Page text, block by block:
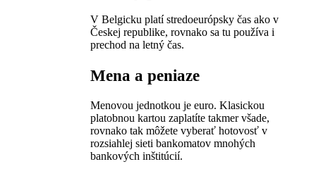
V Belgicku platí stredoeurópsky čas ako v
Českej republike, rovnako sa tu používa i
prechod na letný čas.
Mena a peniaze
Menovou jednotkou je euro. Klasickou
platobnou kartou zaplatíte takmer všade,
rovnako tak môžete vyberať hotovosť v
rozsiahlej sieti bankomatov mnohých
bankových inštitúcií.